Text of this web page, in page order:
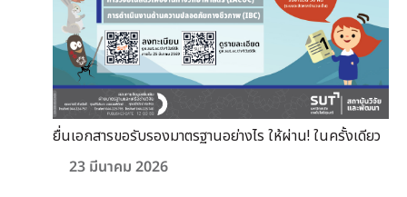
ยื่นเอกสารขอรับรองมาตรฐานอย่างไร ให้ผ่าน! ในครั้งเดียว
23 มีนาคม 2026